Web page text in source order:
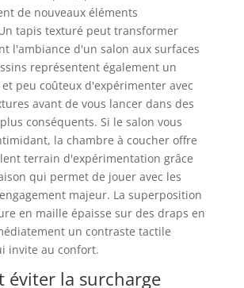
de nouveaux éléments
tapis texturé peut transformer
l'ambiance d'un salon aux surfaces
représentent également un
peu coûteux d'expérimenter avec
avant de vous lancer dans des
conséquents. Si le salon vous
la chambre à coucher offre
terrain d'expérimentation grâce
qui permet de jouer avec les
majeur. La superposition
en maille épaisse sur des draps en
un contraste tactile
invite au confort.
éviter la surcharge